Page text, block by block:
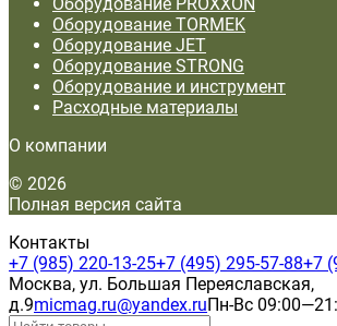
Оборудование TORMEK
Оборудование JET
Оборудование STRONG
Оборудование и инструмент
Расходные материалы
О компании
© 2026
Полная версия сайта
Контакты
+7 (985) 220-13-25+7 (495) 295-57-88+7
Москва, ул. Большая Переяславская,
д.9micmag.ru@yandex.ruПн-Вс